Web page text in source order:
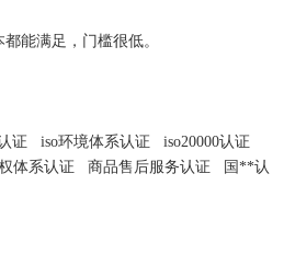
能满足，门槛很低。
证 iso环境体系认证
iso20000认证
体系认证 商品售后服务认证
国**认